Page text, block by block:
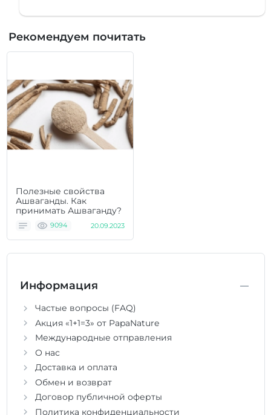
Рекомендуем почитать
Полезные свойства
Ашваганды. Как
принимать Ашваганду?
9094 20.09.2023
Информация
Частые вопросы (FAQ)
Акция «1+1=3» от PapaNature
Международные отправления
О нас
Доставка и оплата
Обмен и возврат
Договор публичной оферты
Политика конфиденциальности